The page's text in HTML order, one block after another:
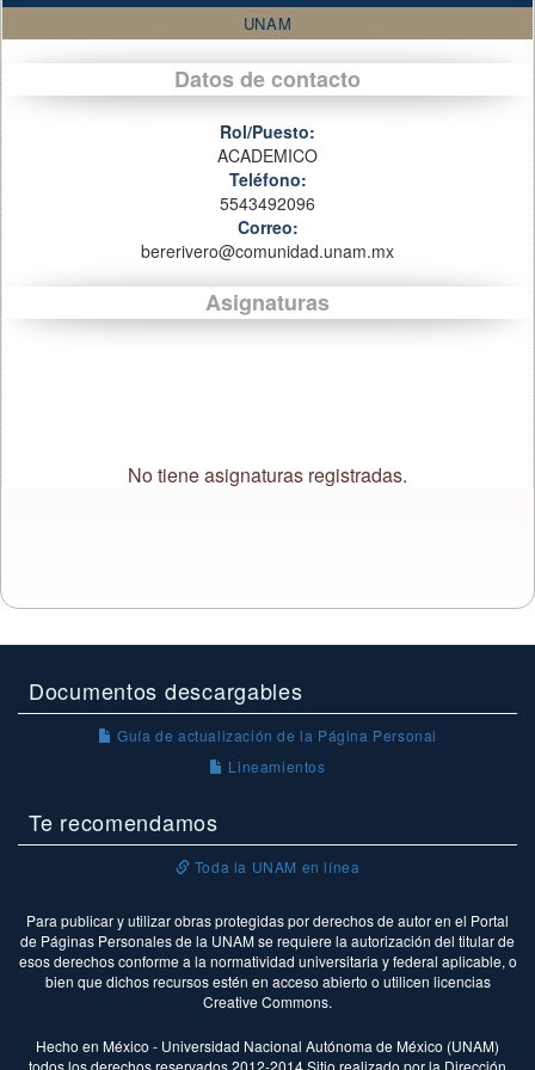
UNAM
Datos de contacto
Rol/Puesto:
ACADEMICO
Teléfono:
5543492096
Correo:
bererivero@comunidad.unam.mx
Asignaturas
No tiene asignaturas registradas.
Documentos descargables
Guía de actualización de la Página Personal
Lineamientos
Te recomendamos
Toda la UNAM en línea
Para publicar y utilizar obras protegidas por derechos de autor en el Portal
de Páginas Personales de la UNAM se requiere la autorización del titular de
esos derechos conforme a la normatividad universitaria y federal aplicable, o
bien que dichos recursos estén en acceso abierto o utilicen licencias
Creative Commons.
Hecho en México - Universidad Nacional Autónoma de México (UNAM)
todos los derechos reservados 2012-2014 Sitio realizado por la Dirección